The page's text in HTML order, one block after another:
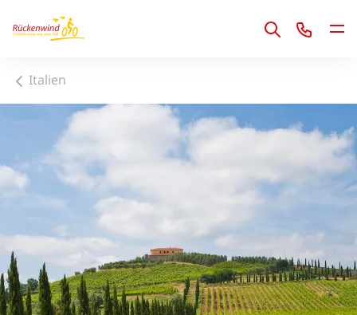
1
Italien